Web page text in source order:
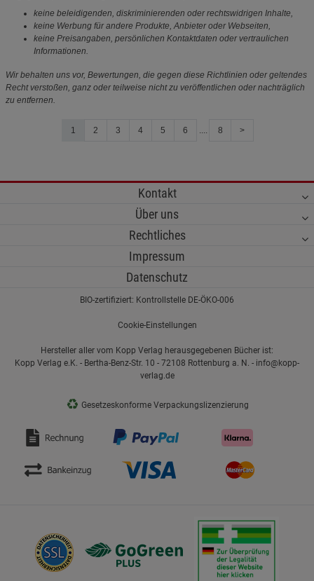
keine beleidigenden, diskriminierenden oder rechtswidrigen Inhalte,
keine Werbung für andere Produkte, Anbieter oder Webseiten,
keine Preisangaben, persönlichen Kontaktdaten oder vertraulichen
Informationen.
Wir behalten uns vor, Bewertungen, die gegen diese Richtlinien oder geltendes
Recht verstoßen, ganz oder teilweise nicht zu veröffentlichen oder nachträglich
zu entfernen.
1 2 3 4 5 6 .... 8 >
Kontakt
Über uns
Rechtliches
Impressum
Datenschutz
BIO-zertifiziert: Kontrollstelle DE-ÖKO-006
Cookie-Einstellungen
Hersteller aller vom Kopp Verlag herausgegebenen Bücher ist:
Kopp Verlag e.K. - Bertha-Benz-Str. 10 - 72108 Rottenburg a. N. - info@kopp-
verlag.de
♻ Gesetzeskonforme Verpackungslizenzierung